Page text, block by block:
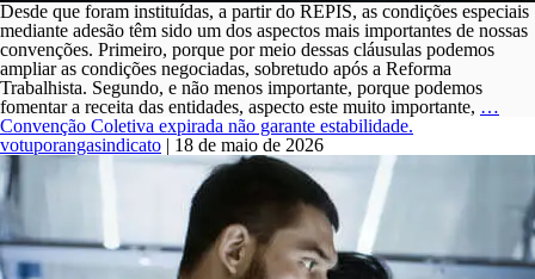
Desde que foram instituídas, a partir do REPIS, as condições especiais
mediante adesão têm sido um dos aspectos mais importantes de nossas
convenções. Primeiro, porque por meio dessas cláusulas podemos
ampliar as condições negociadas, sobretudo após a Reforma
Trabalhista. Segundo, e não menos importante, porque podemos
fomentar a receita das entidades, aspecto este muito importante, …
Convenção Coletiva expirada não garante estabilidade.
votuporangasindicato | 18 de maio de 2026